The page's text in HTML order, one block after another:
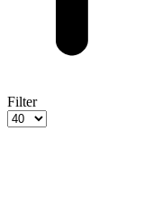
Filter